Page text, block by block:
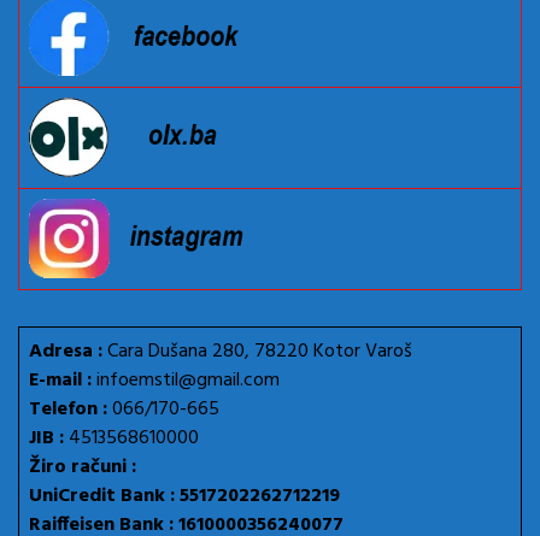
Adresa :Cara Dušana 280, 78220 Kotor Varoš
E-mail :infoemstil@gmail.com
Telefon :066/170-665
JIB :4513568610000
Žiro računi :
UniCredit Bank : 5517202262712219
Raiffeisen Bank : 1610000356240077